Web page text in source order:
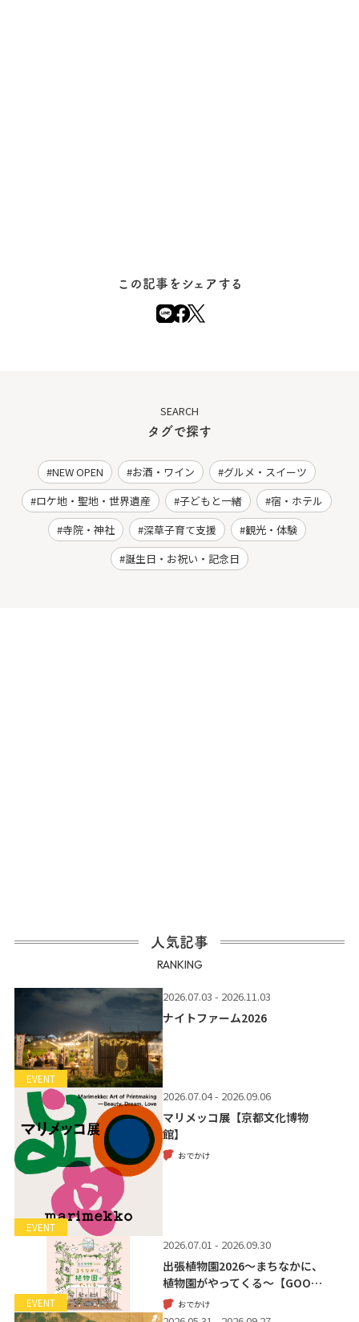
この記事をシェアする
SEARCH
タグで探す
NEW OPEN お酒・ワイン
グルメ・スイーツ
ロケ地・聖地・世界遺産
子どもと一緒
宿・ホテル
寺院・神社
深草子育て支援
観光・体験
誕生日・お祝い・記念日
人気記事
RANKING
EVENT
2026.07.03 - 2026.11.03
ナイトファーム2026
EVENT
2026.07.04 - 2026.09.06
マリメッコ展【京都文化博物
館】
おでかけ
EVENT
2026.07.01 - 2026.09.30
出張植物園2026～まちなかに、
植物園がやってくる～【GOO…
おでかけ